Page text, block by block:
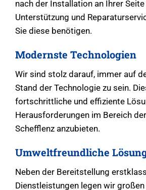
nach der Installation an Ihrer
Unterstützung und
Sie diese benötigen.
Modernste Technologien
Wir sind stolz darauf, immer auf
Stand der Technologie zu sein.
fortschrittliche und effiziente
Herausforderungen im Bereich
Schefflenz anzubieten.
Umweltfreundliche
Neben der Bereitstellung
Dienstleistungen legen wir